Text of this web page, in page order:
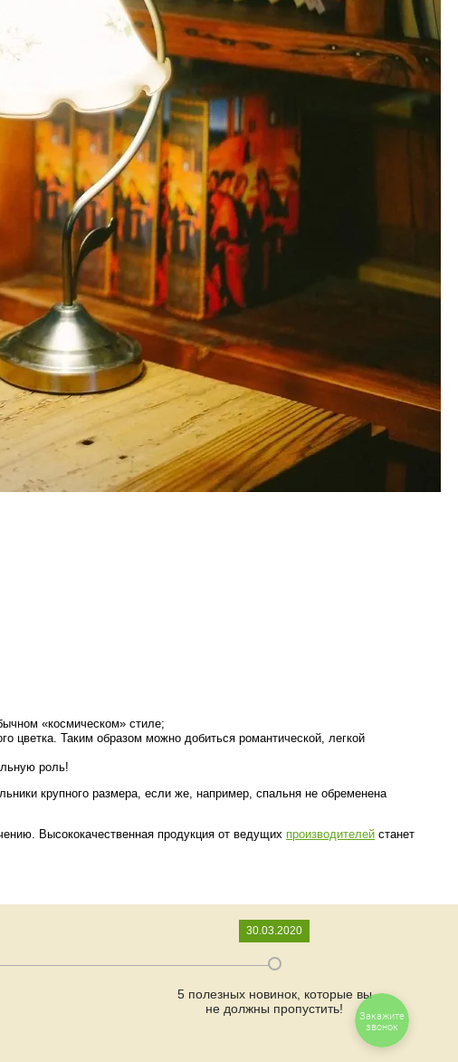
«космическом» стиле;
цветка. Таким образом можно добиться романтической, легкой
роль!
крупного размера, если же, например, спальня не обременена
Высококачественная продукция от ведущих производителей станет
30.03.2020
5 полезных новинок, которые вы
не должны пропустить!
Закажите
звонок